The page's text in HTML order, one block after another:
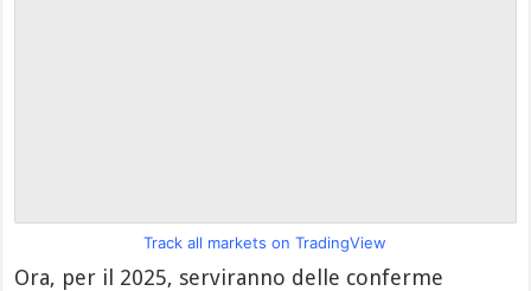
Track all markets on TradingView
Ora, per il 2025, serviranno delle conferme